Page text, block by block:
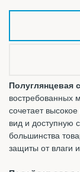
Полуглянцевая
востребованных
сочетает
вид и доступную
большинства
защиты от влаги